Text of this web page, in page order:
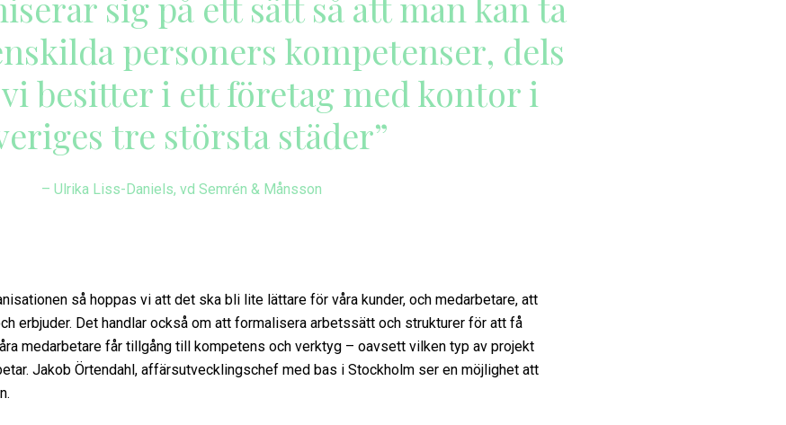
personers kompetenser, dels
besitter i ett företag med kontor i
tre största städer”
– Ulrika Liss-Daniels, vd Semrén & Månsson
så hoppas vi att det ska bli lite lättare för våra kunder, och medarbetare, att
erbjuder. Det handlar också om att formalisera arbetssätt och strukturer för att få
medarbetare får tillgång till kompetens och verktyg – oavsett vilken typ av projekt
Jakob Örtendahl, affärsutvecklingschef med bas i Stockholm ser en möjlighet att